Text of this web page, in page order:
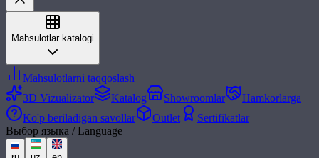
Mahsulotlar katalogi
Mahsulotlarni taqqoslash
3D Vizualizator
Katalog Showroomlar
Hamkorlarga
Ko'p beriladigan savollar
Outlet
Sertifikatlar
Выбор языка / Language